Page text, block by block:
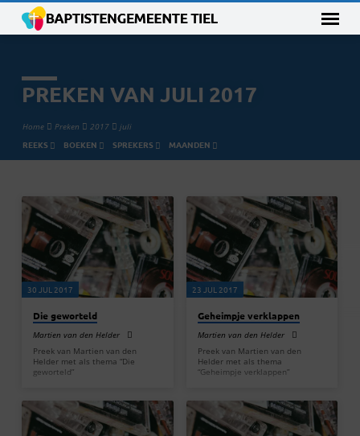
PREKEN VAN JULI 2017
Home Preken 2017 juli
REEKS BOEKEN SPREKERS MAANDEN
PREKEN
VAN
JULI
2017
30 JUL 2017
Die geworteld
Martien van den Helder
Preek van Martien van den
Helder met als thema “Die
geworteld”
23 JUL 2017
Geheimpje verklappen
Martien van den Helder
Preek van Martien van den
Helder met als thema
“Geheimpje verklappen”